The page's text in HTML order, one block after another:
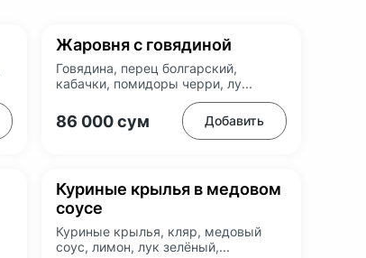
Жаровня с говядиной
Говядина, перец болгарский,
кабачки, помидоры черри, лу...
86 000сум Добавить
Куриные крылья в медовом
соусе
Куриные крылья, кляр, медовый
соус, лимон, лук зелёный,...